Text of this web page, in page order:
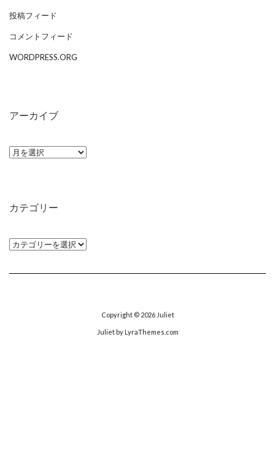
投稿フィード
コメントフィード
WORDPRESS.ORG
アーカイブ
ア
ブ
カテゴリー
カ
ゴ
Copyright © 2026 Juliet
Julietby LyraThemes.com